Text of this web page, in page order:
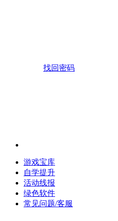
找回密码
游戏宝库
自学提升
活动线报
绿色软件
常见问题/客服